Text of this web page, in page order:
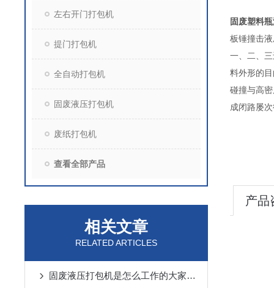
左右开门打包机
提门打包机
全自动打包机
固废液压打包机
废纸打包机
查看全部产品
相关文章
RELATED ARTICLES
固废液压打包机是怎么工作的大家了解吗？
固废塑料
板锤撞击
一、二、
料外形的
碰撞与高
成闭路屡
产品